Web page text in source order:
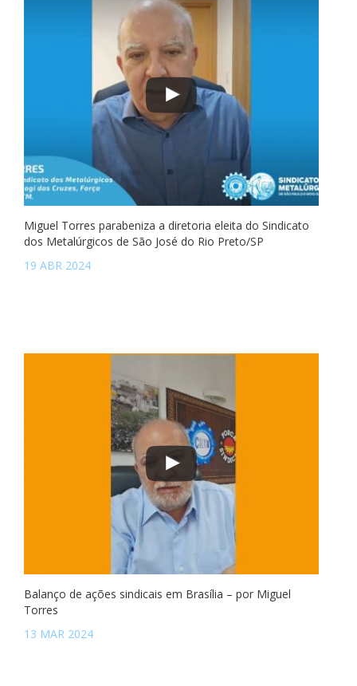
Miguel Torres parabeniza a diretoria eleita do Sindicato
dos Metalúrgicos de São José do Rio Preto/SP
19 ABR 2024
Balanço de ações sindicais em Brasília – por Miguel
Torres
13 MAR 2024